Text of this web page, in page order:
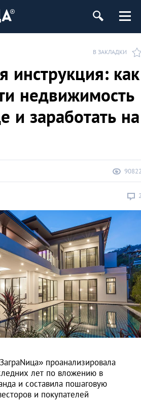
В ЗАКЛАДКИ
инструкция: как
недвижимость
и заработать на
проанализировала
лет по вложению в
и составила пошаговую
и покупателей